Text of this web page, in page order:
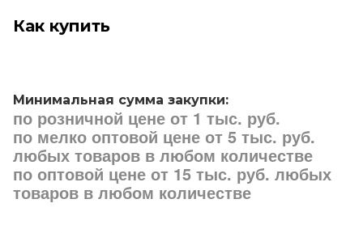
Как купить
Минимальная сумма закупки:
по розничной цене от 1 тыс. руб.
по мелко оптовой цене от 5 тыс. руб.
любых товаров в любом количестве
по оптовой цене от 15 тыс. руб. любых
товаров в любом количестве